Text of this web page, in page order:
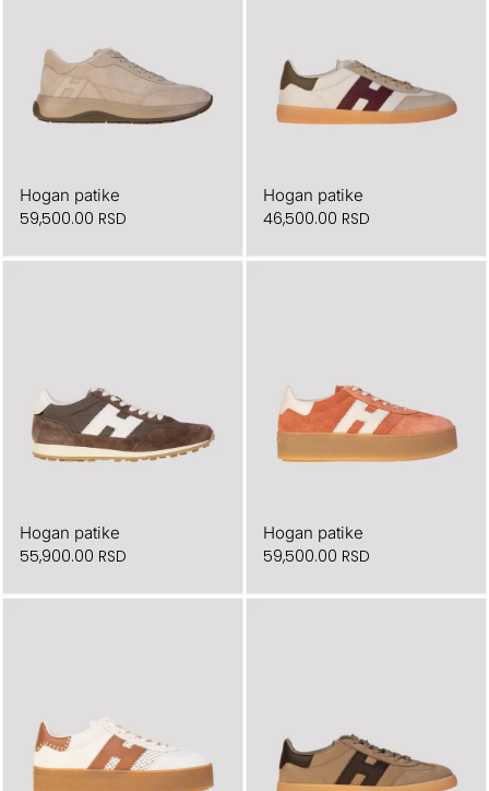
Hogan patike
59,500.00 RSD
Hogan patike
46,500.00 RSD
Hogan patike
55,900.00 RSD
Hogan patike
59,500.00 RSD